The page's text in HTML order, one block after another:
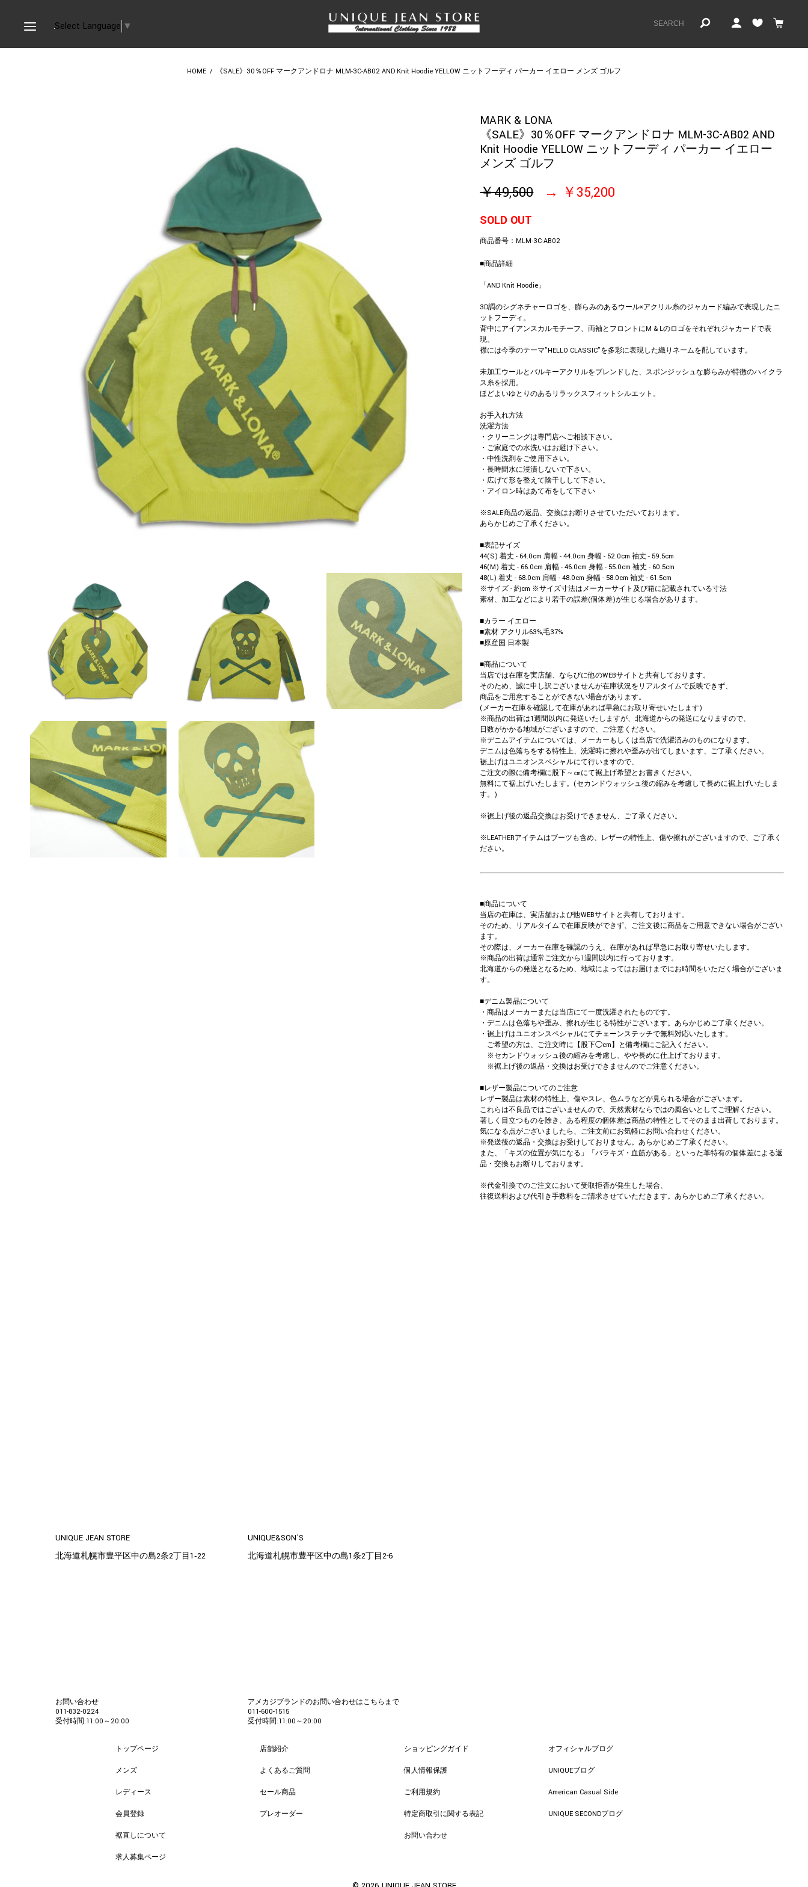
Select Language ▼
HOME / 《SALE》30％OFF マークアンドロナ MLM-3C-AB02 AND Knit Hoodie YELLOW ニットフーディ パーカー イエロー メンズ ゴルフ
MARK & LONA
《SALE》30％OFF マークアンドロナ MLM-3C-AB02 AND
Knit Hoodie YELLOW ニットフーディ パーカー イエロー
メンズ ゴルフ
￥49,500 ￥35,200
SOLD OUT
商品番号：MLM-3C-AB02
■商品詳細
「AND Knit Hoodie」
3D調のシグネチャーロゴを、膨らみのあるウール×アクリル糸のジャカード編みで表現したニ
ットフーディ。
背中にアイアンスカルモチーフ、両袖とフロントにM & Lのロゴをそれぞれジャカードで表
現。
襟には今季のテーマ”HELLO CLASSIC”を多彩に表現した織りネームを配しています。
未加工ウールとバルキーアクリルをブレンドした、スポンジッシュな膨らみが特徴のハイクラ
ス糸を採用。
ほどよいゆとりのあるリラックスフィットシルエット。
お手入れ方法
洗濯方法
・クリーニングは専門店へご相談下さい。
・ご家庭での水洗いはお避け下さい。
・中性洗剤をご使用下さい。
・長時間水に浸漬しないで下さい。
・広げて形を整えて陰干しして下さい。
・アイロン時はあて布をして下さい
※SALE商品の返品、交換はお断りさせていただいております。
あらかじめご了承ください。
■表記サイズ
44(S) 着丈 - 64.0cm 肩幅 - 44.0cm 身幅 - 52.0cm 袖丈 - 59.5cm
46(M) 着丈 - 66.0cm 肩幅 - 46.0cm 身幅 - 55.0cm 袖丈 - 60.5cm
48(L) 着丈 - 68.0cm 肩幅 - 48.0cm 身幅 - 58.0cm 袖丈 - 61.5cm
※サイズ - 約cm ※サイズ寸法はメーカーサイト及び箱に記載されている寸法
素材、加工などにより若干の誤差(個体差)が生じる場合があります。
■カラー イエロー
■素材 アクリル63%,毛37%
■原産国 日本製
■商品について
当店では在庫を実店舗、ならびに他のWEBサイトと共有しております。
そのため、誠に申し訳ございませんが在庫状況をリアルタイムで反映できず、
商品をご用意することができない場合があります。
(メーカー在庫を確認して在庫があれば早急にお取り寄せいたします)
※商品の出荷は1週間以内に発送いたしますが、北海道からの発送になりますので、
日数がかかる地域がございますので、ご注意ください。
※デニムアイテムについては、メーカーもしくは当店で洗濯済みのものになります。
デニムは色落ちをする特性上、洗濯時に擦れや歪みが出てしまいます、ご了承ください。
裾上げはユニオンスペシャルにて行いますので、
ご注文の際に備考欄に股下～㎝にて裾上げ希望とお書きください、
無料にて裾上げいたします。(セカンドウォッシュ後の縮みを考慮して長めに裾上げいたしま
す。)
※裾上げ後の返品交換はお受けできません、ご了承ください。
※LEATHERアイテムはブーツも含め、レザーの特性上、傷や擦れがございますので、ご了承く
ださい。
■商品について
当店の在庫は、実店舗および他WEBサイトと共有しております。
そのため、リアルタイムで在庫反映ができず、ご注文後に商品をご用意できない場合がござい
ます。
その際は、メーカー在庫を確認のうえ、在庫があれば早急にお取り寄せいたします。
※商品の出荷は通常ご注文から1週間以内に行っております。
北海道からの発送となるため、地域によってはお届けまでにお時間をいただく場合がございま
す。
■デニム製品について
・商品はメーカーまたは当店にて一度洗濯されたものです。
・デニムは色落ちや歪み、擦れが生じる特性がございます。あらかじめご了承ください。
・裾上げはユニオンスペシャルにてチェーンステッチで無料対応いたします。
ご希望の方は、ご注文時に【股下◯cm】と備考欄にご記入ください。
※セカンドウォッシュ後の縮みを考慮し、やや長めに仕上げております。
※裾上げ後の返品・交換はお受けできませんのでご注意ください。
■レザー製品についてのご注意
レザー製品は素材の特性上、傷やスレ、色ムラなどが見られる場合がございます。
これらは不良品ではございませんので、天然素材ならではの風合いとしてご理解ください。
著しく目立つものを除き、ある程度の個体差は商品の特性としてそのまま出荷しております。
気になる点がございましたら、ご注文前にお気軽にお問い合わせください。
※発送後の返品・交換はお受けしておりません。あらかじめご了承ください。
また、「キズの位置が気になる」「バラキズ・血筋がある」といった革特有の個体差による返
品・交換もお断りしております。
※代金引換でのご注文において受取拒否が発生した場合、
往復送料および代引き手数料をご請求させていただきます。あらかじめご了承ください。
UNIQUE JEAN STORE
北海道札幌市豊平区中の島2条2丁目1‐22
お問い合わせ
011-832-0224
受付時間:11:00～20:00
UNIQUE&SON'S
北海道札幌市豊平区中の島1条2丁目2-6
アメカジブランドのお問い合わせはこちらまで
011-600-1515
受付時間:11:00～20:00
トップページ
メンズ
レディース
会員登録
裾直しについて
求人募集ページ
店舗紹介
よくあるご質問
セール商品
プレオーダー
ショッピングガイド
個人情報保護
ご利用規約
特定商取引に関する表記
お問い合わせ
オフィシャルブログ
UNIQUEブログ
American Casual Side
UNIQUE SECONDブログ